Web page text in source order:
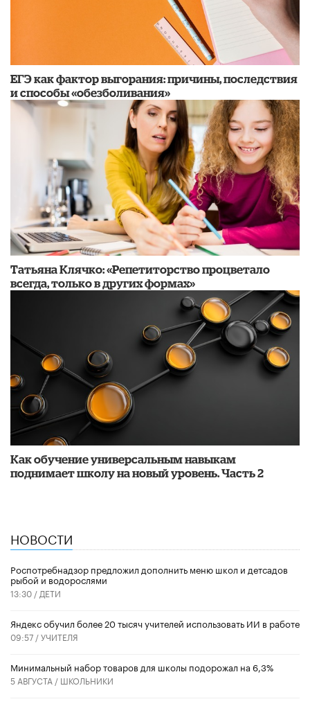
​ЕГЭ как фактор выгорания: причины, последствия
и способы «обезболивания»
​Татьяна Клячко: «Репетиторство процветало
всегда, только в других формах»
​Как обучение универсальным навыкам
поднимает школу на новый уровень. Часть 2
НОВОСТИ
Роспотребнадзор предложил дополнить меню школ и детсадов
рыбой и водорослями
13:30 / ДЕТИ
​Яндекс обучил более 20 тысяч учителей использовать ИИ в работе
09:57 /УЧИТЕЛЯ
Минимальный набор товаров для школы подорожал на 6,3%
5 АВГУСТА / ШКОЛЬНИКИ